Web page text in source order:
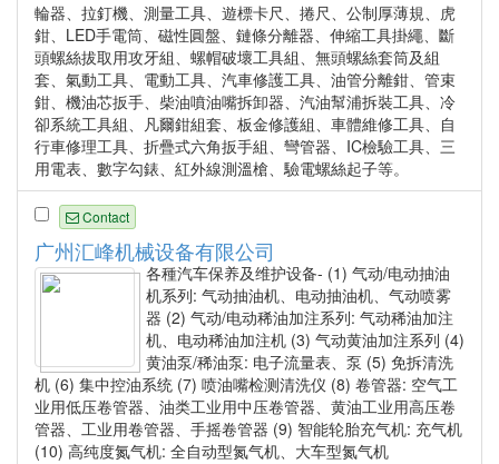
輪器、拉釘機、測量工具、遊標卡尺、捲尺、公制厚薄規、虎
鉗、LED手電筒、磁性圓盤、鏈條分離器、伸縮工具掛繩、斷
頭螺絲拔取用攻牙組、螺帽破壞工具組、無頭螺絲套筒及組
套、氣動工具、電動工具、汽車修護工具、油管分離鉗、管束
鉗、機油芯扳手、柴油噴油嘴拆卸器、汽油幫浦拆裝工具、冷
卻系統工具組、凡爾鉗組套、板金修護組、車體維修工具、自
行車修理工具、折疊式六角扳手組、彎管器、IC檢驗工具、三
用電表、數字勾錶、紅外線測溫槍、驗電螺絲起子等。
Contact
广州汇峰机械设备有限公司
各種汽车保养及维护设备- (1) 气动/电动抽油
机系列: 气动抽油机、电动抽油机、气动喷雾
器 (2) 气动/电动稀油加注系列: 气动稀油加注
机、电动稀油加注机 (3) 气动黄油加注系列 (4)
黄油泵/稀油泵: 电子流量表、泵 (5) 免拆清洗
机 (6) 集中控油系统 (7) 喷油嘴检测清洗仪 (8) 卷管器: 空气工
业用低压卷管器、油类工业用中压卷管器、黄油工业用高压卷
管器、工业用卷管器、手摇卷管器 (9) 智能轮胎充气机: 充气机
(10) 高纯度氮气机: 全自动型氮气机、大车型氮气机